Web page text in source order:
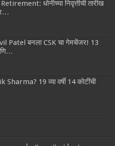
धोनीच्या निवृत्तीची तारीख
Patel बनला CSK चा गेमचेंजर! 13
19 व्या वर्षी 14 कोटींची